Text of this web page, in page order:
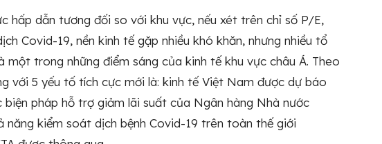
hấp dẫn tương đối so với khu vực, nếu xét trên chỉ số P/E,
Covid-19, nền kinh tế gặp nhiều khó khăn, nhưng nhiều tổ
trong những điểm sáng của kinh tế khu vực châu Á. Theo
với 5 yếu tố tích cực mới là: kinh tế Việt Nam được dự báo
pháp hỗ trợ giảm lãi suất của Ngân hàng Nhà nước
năng kiểm soát dịch bệnh Covid-19 trên toàn thế giới